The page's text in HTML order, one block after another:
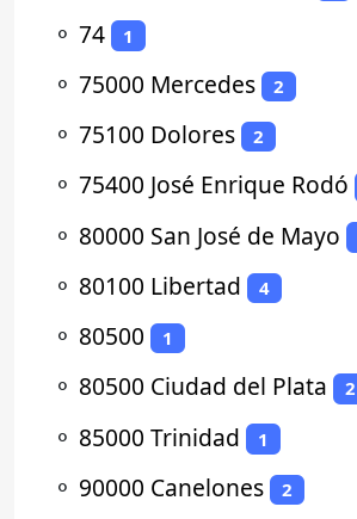
⚬ 74 1
⚬ 75000 Mercedes 2
⚬ 75100 Dolores 2
⚬ 75400 José Enrique Rodó
⚬ 80000 San José de Mayo
⚬ 80100 Libertad 4
⚬ 80500 1
⚬ 80500 Ciudad del Plata 2
⚬ 85000 Trinidad 1
⚬ 90000 Canelones 2